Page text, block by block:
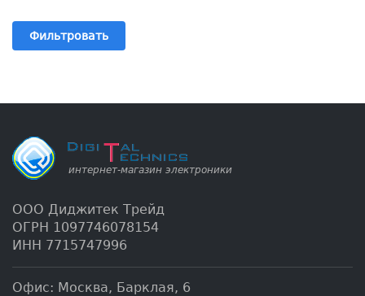
Фильтровать
ООО Диджитек Трейд
ОГРН 1097746078154
ИНН 7715747996
Офис: Москва, Барклая, 6